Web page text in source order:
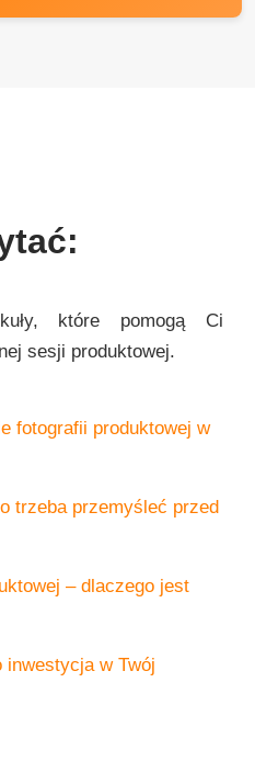
które pomogą Ci
sesji produktowej.
fotografii produktowej w
trzeba przemyśleć przed
– dlaczego jest
inwestycja w Twój